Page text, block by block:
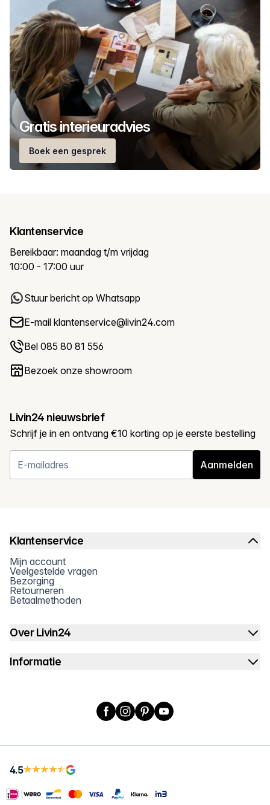
Gratis interieuradvies
Boek een gesprek
Klantenservice
Bereikbaar: maandag t/m vrijdag
10:00 - 17:00 uur
Stuur bericht op Whatsapp
E-mail klantenservice@livin24.com
Bel 085 80 81 556
Bezoek onze showroom
Livin24 nieuwsbrief
Schrijf je in en ontvang €10 korting op je eerste bestelling
Aanmelden
Klantenservice
Mijn account
Veelgestelde vragen
Bezorging
Retourneren
Betaalmethoden
Over Livin24
Informatie
Facebook
Instagram
PinterestYouTube
4.5